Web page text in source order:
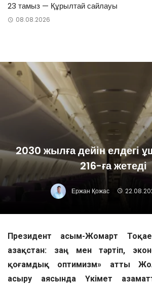
23 тамыз — Құрылтай сайлауы
08.08.2026
2030 жылға дейін елдегі
216-ға жетеді
Ержан Қожас
Президент Қасым-Жомарт
Қазақстан: заң мен тәртіп,
қоғамдық оптимизм» атты
асыру аясында Үкімет